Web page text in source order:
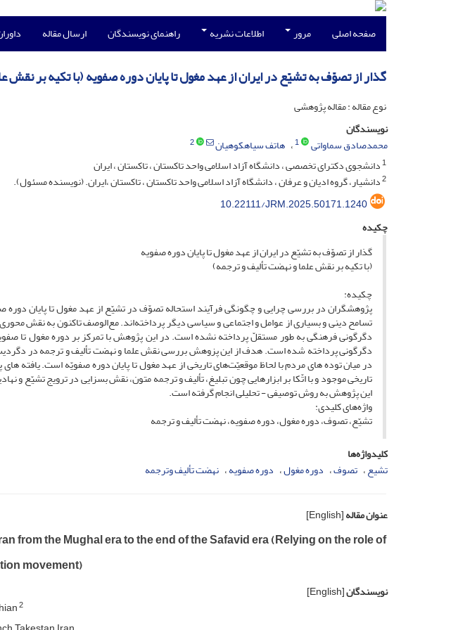
صفحه اصلی مرور اطلاعات نشریه راهنمای نویسندگان ارسال مقاله
گذار از تصوّف به تشیّع در ایران از عهد مغول تا پایان دوره صفویه (با تکیه بر نقش
نوع مقاله : مقاله پژوهشی
نویسندگان
محمدصادق سماواتی
1 هاتف سیاهکوهیان
2
1دانشجوی دکترای تخصصی ، دانشگاه آزاد اسلامی واحد تاکستان ، تاکستان ، ایران
2دانشیار، گروه ادیان و عرفان ، دانشگاه آزاد اسلامی واحد تاکستان ، تاکستان ،ایران. (نویسنده مسئول).
10.22111/JRM.2025.50171.1240
چکیده
گذار از تصوّف به تشیّع در ایران از عهد مغول تا پایان دوره صفویه
(با تکیه بر نقش علما و نهضت تألیف و ترجمه)
چکیده:
پژوهشگران در بررسی چرایی و چگونگی فرآیند استحاله تصوّف در تشیّع از عهد مغول تا پایان
تسامح دینی و بسیاری از عوامل و اجتماعی و سیاسی دیگر پرداخته‌اند. مع‌الوصف تاکنون به نقش
دگرگونی فرهنگی به طور مستقلّ پرداخته نشده است. در این پژوهش با تمرکز بر دوره مغول تا
دگرگونی پرداخته شده است. هدف از این پزوهش بررسی نقش علما و نهضت تألیف و ترجمه در
در میان توده های مردم با لحاظ موقعیّت‌های تاریخی از عهد مغول تا پایان دوره صفویّه است. یافته
تاریخی موجود و با اتّکا بر ابزارهایی چون تبلیغ، تألیف و ترجمه متون، نقش بسزایی در ترویج تشیّع و
این پژوهش به روش توصیفی - تحلیلی انجام گرفته است.
واژه‌های کلیدی:
تشیّع، تصوف، دوره مغول، دوره صفویه، نهضت تألیف و ترجمه
کلیدواژه‌ها
تشیع تصوف دوره مغول دوره صفویه نهضت تألیف وترجمه
عنوان مقاله[English]
from the Mughal era to the end of the Safavid era (Relying on the role of
movement)
نویسندگان[English]
2